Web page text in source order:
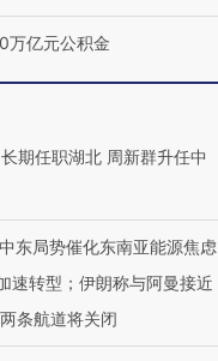
万亿元公积金
期任职湖北 周新群升任中
东局势催化东南亚能源焦虑
速转型；伊朗称与阿曼接近
条航道将关闭